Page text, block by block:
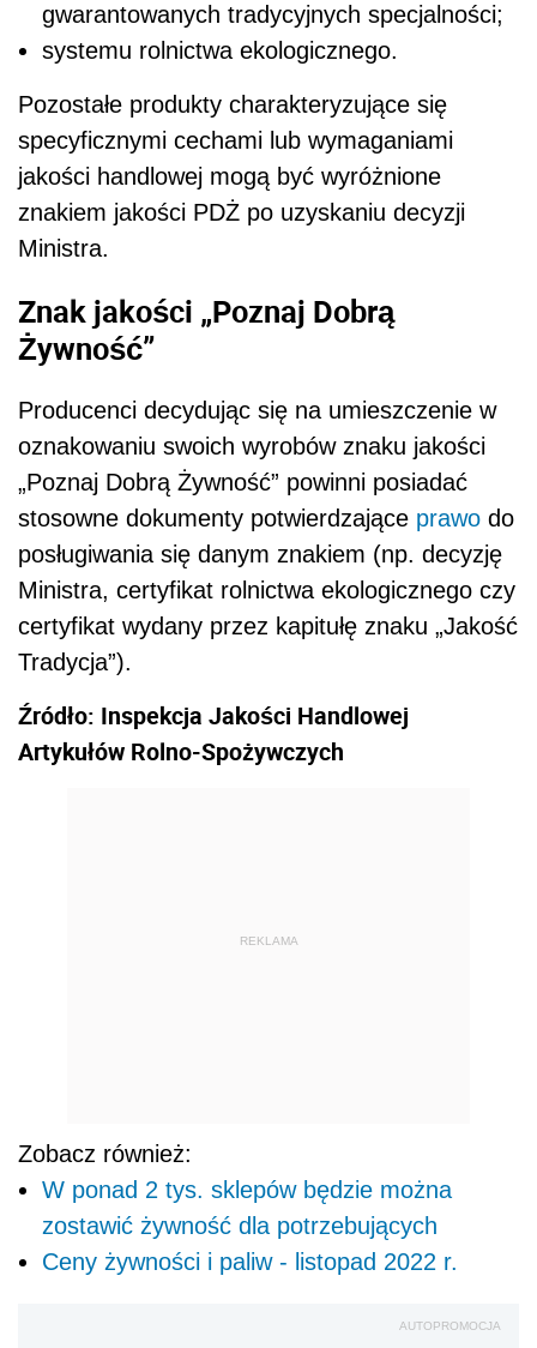
gwarantowanych tradycyjnych specjalności;
systemu rolnictwa ekologicznego.
Pozostałe produkty charakteryzujące się
specyficznymi cechami lub wymaganiami
jakości handlowej mogą być wyróżnione
znakiem jakości PDŻ po uzyskaniu decyzji
Ministra.
Znak jakości „Poznaj Dobrą
Żywność”
Producenci decydując się na umieszczenie w
oznakowaniu swoich wyrobów znaku jakości
„Poznaj Dobrą Żywność” powinni posiadać
stosowne dokumenty potwierdzające prawo do
posługiwania się danym znakiem (np. decyzję
Ministra, certyfikat rolnictwa ekologicznego czy
certyfikat wydany przez kapitułę znaku „Jakość
Tradycja”).
Źródło: Inspekcja Jakości Handlowej
Artykułów Rolno-Spożywczych
REKLAMA
Zobacz również:
W ponad 2 tys. sklepów będzie można
zostawić żywność dla potrzebujących
Ceny żywności i paliw - listopad 2022 r.
AUTOPROMOCJA